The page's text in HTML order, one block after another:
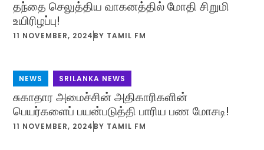
தந்தை செலுத்திய வாகனத்தில் மோதி சிறுமி
உயிரிழப்பு!
11 NOVEMBER, 2024 BY TAMIL FM
NEWS SRILANKA NEWS
சுகாதார அமைச்சின் அதிகாரிகளின்
பெயர்களைப் பயன்படுத்தி பாரிய பண மோசடி!
11 NOVEMBER, 2024 BY TAMIL FM